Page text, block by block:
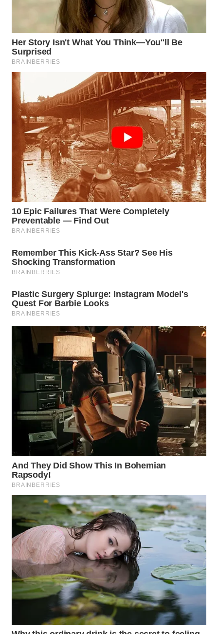
DAIRI
WN
DANAU
WN
NIAS
WN
LANGKAT
WN
TAPANULI
SELATAN
WN
TANJUNG
WN
WN
SIMALUNGUN
WN
LABUHANBATU
WN
TAPANULI
TENGAH
WN DELI
SERDANG
WN
TEBING
TINGGI
WN
PAKPAK
WN
KARAWANG
WN
BEKASI
BOGOR